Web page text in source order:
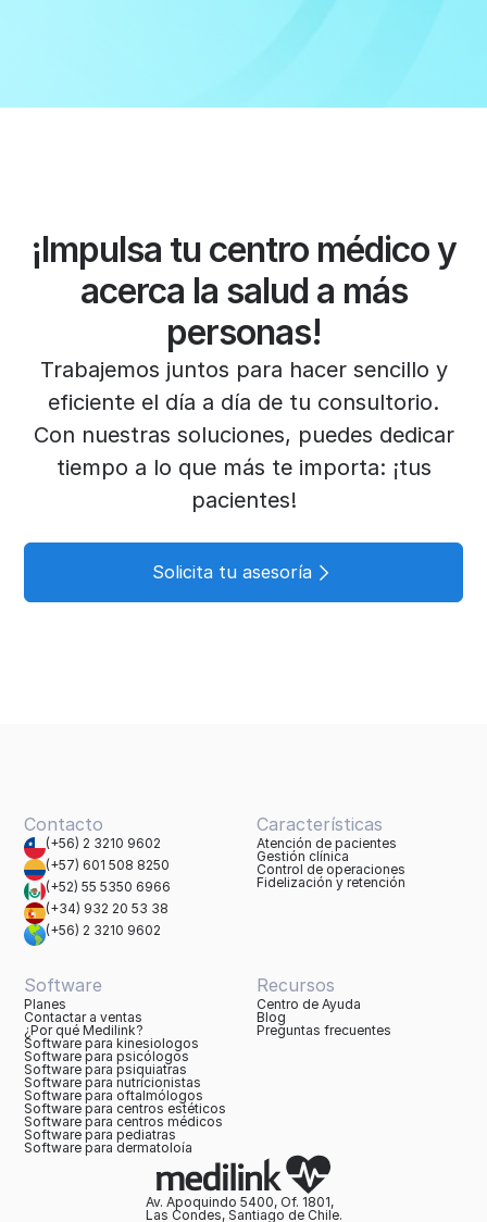
¡Impulsa tu centro médico y
acerca la salud a más
personas!
Trabajemos juntos para hacer sencillo y
eficiente el día a día de tu consultorio.
Con nuestras soluciones, puedes dedicar
tiempo a lo que más te importa: ¡tus
pacientes!
Solicita tu asesoría
Av. Apoquindo 5400, Of. 1801,
Las Condes, Santiago de Chile.
Contacto
(+56) 2 3210 9602
(+57) 601 508 8250
(+52) 55 5350 6966
(+34) 932 20 53 38
(+56) 2 3210 9602
Características
Atención de pacientes
Gestión clínica
Control de operaciones
Fidelización y retención
Software
Planes
Contactar a ventas
¿Por qué Medilink?
Software para kinesiologos
Software para psicólogos
Software para psiquiatras
Software para nutricionistas
Software para oftalmólogos
Software para centros estéticos
Software para centros médicos
Software para pediatras
Software para dermatoloía
Recursos
Centro de Ayuda
Blog
Preguntas frecuentes